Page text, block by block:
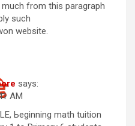
from this paragraph
such
website.
says:
AM
Ьeginning math tuition